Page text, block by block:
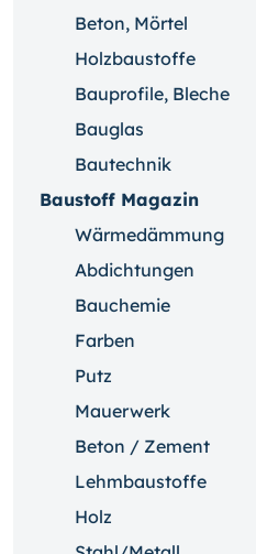
Beton, Mörtel
Holzbaustoffe
Bauprofile, Bleche
Bauglas
Bautechnik
Baustoff Magazin
Wärmedämmung
Abdichtungen
Bauchemie
Farben
Putz
Mauerwerk
Beton / Zement
Lehmbaustoffe
Holz